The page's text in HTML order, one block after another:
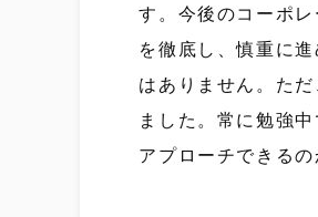
す。今後のコーポ
を徹底し、慎重に
はありません。た
ました。常に勉強
アプローチできる